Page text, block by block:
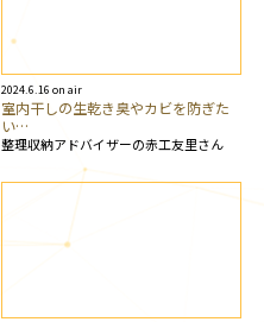
2024.6.16 on air
室内干しの生乾き臭やカビを防ぎた
い…
整理収納アドバイザーの赤工友里さん